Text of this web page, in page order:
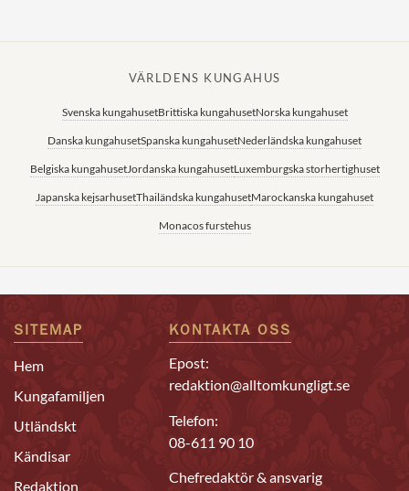
VÄRLDENS KUNGAHUS
Svenska kungahusetBrittiska kungahusetNorska kungahuset
Danska kungahusetSpanska kungahusetNederländska kungahuset
Belgiska kungahusetJordanska kungahusetLuxemburgska storhertighuset
Japanska kejsarhusetThailändska kungahusetMarockanska kungahuset
Monacos furstehus
SITEMAP
Hem
Kungafamiljen
Utländskt
Kändisar
Redaktion
KONTAKTA OSS
Epost:
redaktion@alltomkungligt.se
Telefon:
08-611 90 10
Chefredaktör & ansvarig